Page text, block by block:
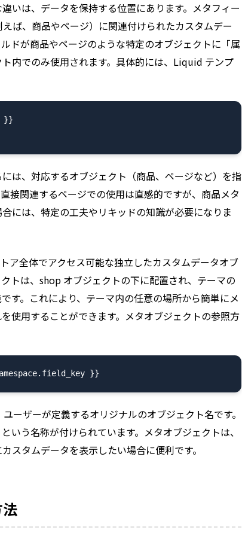
いは、データを保持する位置にあります。メタフィー
ば、商品やページ）に関連付けられたカスタムデー
ドが商品やページのような特定のオブジェクトに「属
内でのみ使用されます。具体的には、Liquid テンプ
}}
は、対応するオブジェクト（商品、ページなど）を指
接関連するページでの使用は直感的ですが、商品メタ
には、特定の工夫やリキッドの知識が必要になりま
ア全体でアクセス可能な独立したカスタムデータオブ
トは、shop オブジェクトの下に配置され、テーマの
す。これにより、テーマ内の任意の場所から簡単にメ
使用することができます。メタオブジェクトの参照方
ーザーが定義するオリジナルのオブジェクト名です。
いう名称が付けられています。メタオブジェクトは、
スタムデータを表示したい場合に便利です。